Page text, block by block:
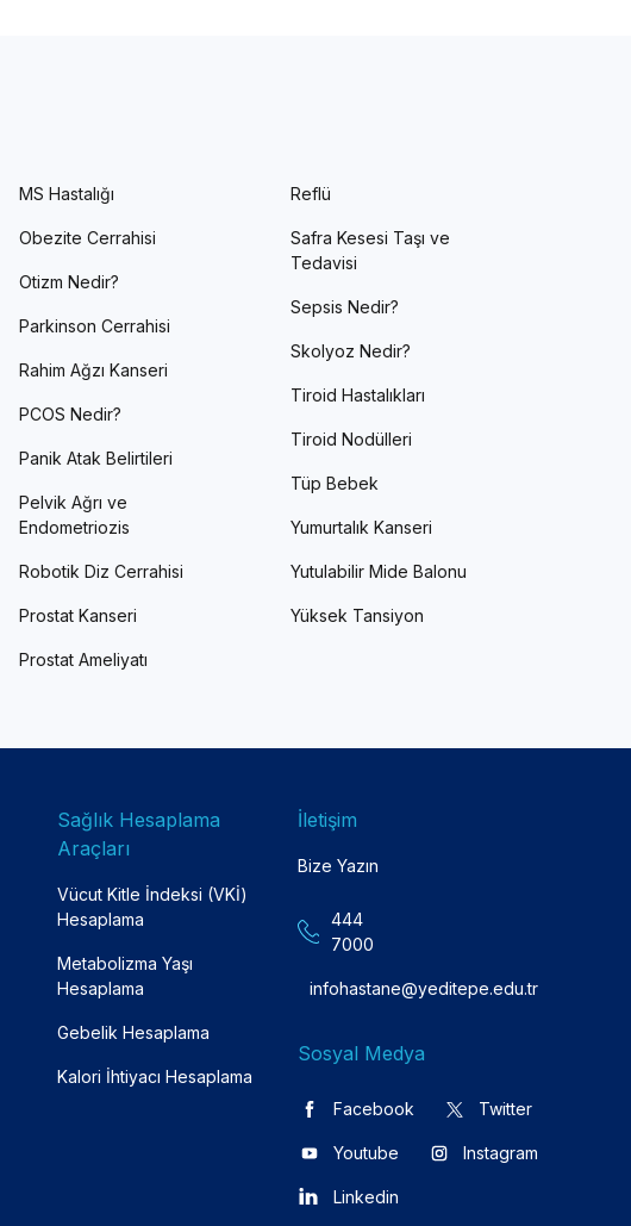
MS Hastalığı
Obezite Cerrahisi
Otizm Nedir?
Parkinson Cerrahisi
Rahim Ağzı Kanseri
PCOS Nedir?
Panik Atak Belirtileri
Pelvik Ağrı ve
Endometriozis
Robotik Diz Cerrahisi
Prostat Kanseri
Prostat Ameliyatı
Reflü
Safra Kesesi Taşı ve
Tedavisi
Sepsis Nedir?
Skolyoz Nedir?
Tiroid Hastalıkları
Tiroid Nodülleri
Tüp Bebek
Yumurtalık Kanseri
Yutulabilir Mide Balonu
Yüksek Tansiyon
Sağlık Hesaplama
Araçları
Vücut Kitle İndeksi (VKİ)
Hesaplama
Metabolizma Yaşı
Hesaplama
Gebelik Hesaplama
Kalori İhtiyacı Hesaplama
İletişim
Bize Yazın
444
7000
infohastane@yeditepe.edu.tr
Sosyal Medya
Facebook Twitter
Youtube Instagram
Linkedin